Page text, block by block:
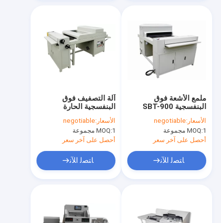
آلة التصفيف فوق
البنفسجية الحارة
الأسعار:negotiable
MOQ:1 مجموعة
أحصل على آخر سعر
ﺎﺘﺼﻟ ﺍﻶﻧ
ملمع الأشعة فوق
البنفسجية SBT-900
الأسعار:negotiable
MOQ:1 مجموعة
أحصل على آخر سعر
ﺎﺘﺼﻟ ﺍﻶﻧ